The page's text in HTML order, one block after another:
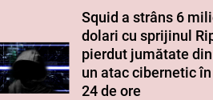
Squid a strâns 6
dolari cu sprijinul
pierdut jumătate
un atac cibernetic
24 de ore